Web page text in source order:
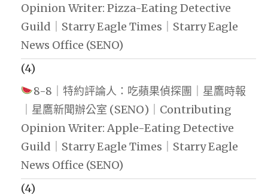
Opinion Writer: Pizza-Eating Detective
Guild｜Starry Eagle Times｜Starry Eagle
News Office (SENO)
(4)
8-8｜特約評論人：吃蘋果偵探團｜星鷹時報
｜星鷹新聞辦公室 (SENO)｜Contributing
Opinion Writer: Apple-Eating Detective
Guild｜Starry Eagle Times｜Starry Eagle
News Office (SENO)
(4)